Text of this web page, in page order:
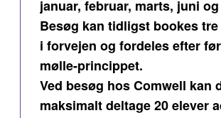
januar, februar, marts, juni
Besøg kan tidligst bookes
i forvejen og fordeles efter
mølle-princippet.
Ved besøg hos Comwell kan
maksimalt deltage 20 elever